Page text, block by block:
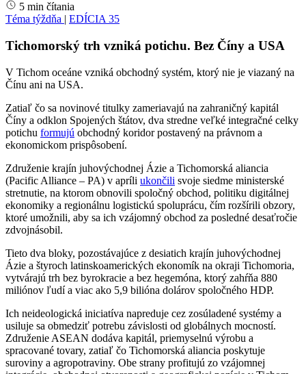
5 min čítania
Téma týždňa | EDÍCIA 35
Tichomorský trh vzniká potichu. Bez Číny a USA
V Tichom oceáne vzniká obchodný systém, ktorý nie je viazaný na
Čínu ani na USA.
Zatiaľ čo sa novinové titulky zameriavajú na zahraničný kapitál
Číny a odklon Spojených štátov, dva stredne veľké integračné celky
potichu formujú obchodný koridor postavený na právnom a
ekonomickom prispôsobení.
Združenie krajín juhovýchodnej Ázie a Tichomorská aliancia
(Pacific Alliance – PA) v apríli ukončili svoje siedme ministerské
stretnutie, na ktorom obnovili spoločný obchod, politiku digitálnej
ekonomiky a regionálnu logistickú spoluprácu, čím rozšírili obzory,
ktoré umožnili, aby sa ich vzájomný obchod za posledné desaťročie
zdvojnásobil.
Tieto dva bloky, pozostávajúce z desiatich krajín juhovýchodnej
Ázie a štyroch latinskoamerických ekonomík na okraji Tichomoria,
vytvárajú trh bez byrokracie a bez hegemóna, ktorý zahŕňa 880
miliónov ľudí a viac ako 5,9 bilióna dolárov spoločného HDP.
Ich neideologická iniciatíva napreduje cez zosúladené systémy a
usiluje sa obmedziť potrebu závislosti od globálnych mocností.
Združenie ASEAN dodáva kapitál, priemyselnú výrobu a
spracované tovary, zatiaľ čo Tichomorská aliancia poskytuje
suroviny a agropotraviny. Obe strany profitujú zo vzájomnej